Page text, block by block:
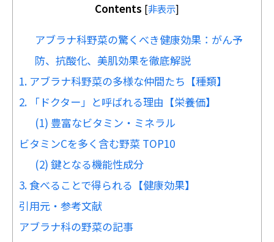
Contents [非表示]
アブラナ科野菜の驚くべき健康効果：がん予
防、抗酸化、美肌効果を徹底解説
1. アブラナ科野菜の多様な仲間たち【種類】
2. 「ドクター」と呼ばれる理由【栄養価】
(1) 豊富なビタミン・ミネラル
ビタミンCを多く含む野菜 TOP10
(2) 鍵となる機能性成分
3. 食べることで得られる【健康効果】
引用元・参考文献
アブラナ科の野菜の記事